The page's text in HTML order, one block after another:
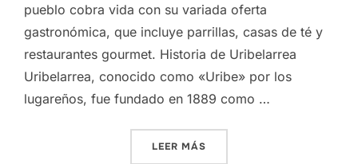
pueblo cobra vida con su variada oferta
gastronómica, que incluye parrillas, casas de té y
restaurantes gourmet. Historia de Uribelarrea
Uribelarrea, conocido como «Uribe» por los
lugareños, fue fundado en 1889 como …
LEER MÁS